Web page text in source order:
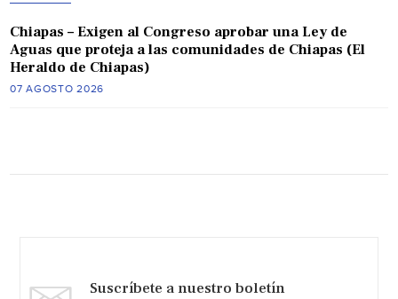
Chiapas – Exigen al Congreso aprobar una Ley de
Aguas que proteja a las comunidades de Chiapas (El
Heraldo de Chiapas)
07 AGOSTO 2026
Suscríbete a nuestro boletín